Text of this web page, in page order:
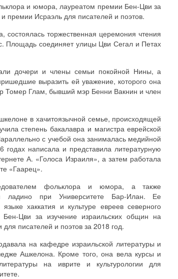
и юмора, лауреатом премии Бен-Цви за
премии Исраэль для писателей и поэтов.
торжественная церемония чтения
Площадь соединяет улицы Цви Сегал и Петах
дочери и члены семьи покойной Нины, а
выразить ей уважение, которого она
Томер Глам, бывший мэр Бенни Вакнин и член
в хачитоязычной семье, происходящей
степень бакалавра и магистра еврейской
с учебой она занималась медийной
годах написала и представила литературную
А. «Голоса Израиля», а затем работала
«Гаарец».
фольклора и юмора, а также
ладино при Университете Бар-Илан. Ее
хаккатия и культуре евреев северного
Цви за изучение израильских общин на
писателей и поэтов за 2018 год.
на кафедре израильской литературы и
Ашкелона. Кроме того, она вела курсы и
на иврите и культурологии для